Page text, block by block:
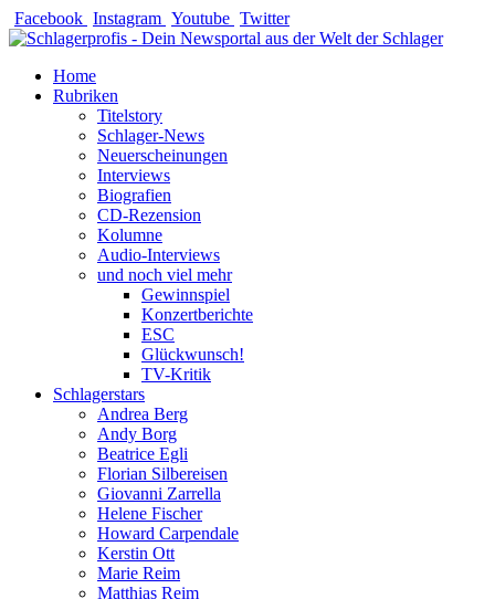
Zum
Inhalt
Facebook Instagram Youtube Twitter
Home
Rubriken
Titelstory
Schlager-News
Neuerscheinungen
Interviews
Biografien
CD-Rezension
Kolumne
Audio-Interviews
und noch viel mehr
Gewinnspiel
Konzertberichte
ESC
Glückwunsch!
TV-Kritik
Schlagerstars
Andrea Berg
Andy Borg
Beatrice Egli
Florian Silbereisen
Giovanni Zarrella
Helene Fischer
Howard Carpendale
Kerstin Ott
Marie Reim
Matthias Reim